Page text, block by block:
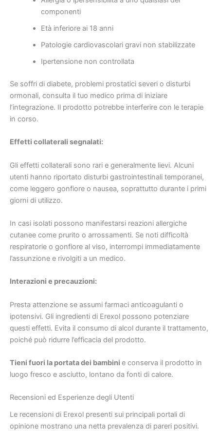
componenti
Età inferiore ai 18 anni
Patologie cardiovascolari gravi non stabilizzate
Ipertensione non controllata
Se soffri di diabete, problemi prostatici severi o disturbi
ormonali, consulta il tuo medico prima di iniziare
l’integrazione. Il prodotto potrebbe interferire con le terapie
in corso.
Effetti collaterali segnalati:
Gli effetti collaterali sono rari e generalmente lievi. Alcuni
utenti hanno riportato disturbi gastrointestinali temporanei,
come leggero gonfiore o nausea, soprattutto durante i primi
giorni di utilizzo.
In casi isolati possono manifestarsi reazioni allergiche
cutanee come prurito o arrossamenti. Se noti difficoltà
respiratorie o gonfiore al viso, interrompi immediatamente
l’assunzione e rivolgiti a un medico.
Interazioni e precauzioni:
Presta attenzione se assumi farmaci anticoagulanti o
ipotensivi. Gli ingredienti di Erexol possono potenziare
questi effetti. Evita il consumo di alcol durante il trattamento,
poiché può ridurre l’efficacia del prodotto.
Tieni fuori la portata dei bambini e conserva il prodotto in
luogo fresco e asciutto, lontano da fonti di calore.
Recensioni ed Esperienze degli Utenti
Le recensioni di Erexol presenti sui principali portali di
opinione mostrano una netta prevalenza di pareri positivi.